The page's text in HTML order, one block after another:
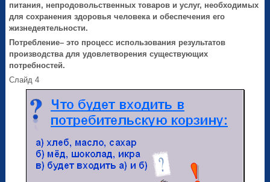
питания, непродовольственных товаров и услуг, необходимых
для сохранения здоровья человека и обеспечения его
жизнедеятельности.
Потребление– это процесс использования результатов
производства для удовлетворения существующих
потребностей.
Слайд 4